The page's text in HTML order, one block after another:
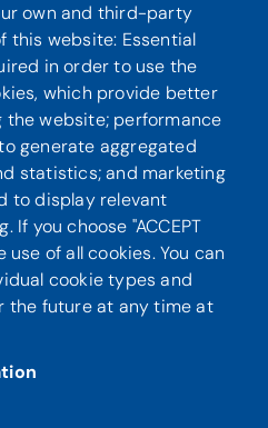
own and third-party
this website: Essential
in order to use the
which provide better
the website; performance
generate aggregated
statistics; and marketing
to display relevant
you choose "ACCEPT
use of all cookies. You can
cookie types and
the future at any time at